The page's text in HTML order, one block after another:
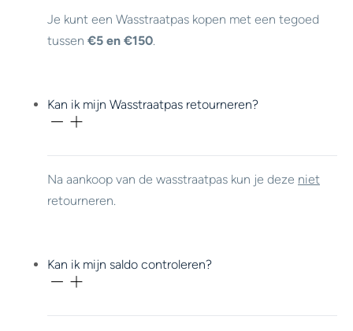
Je kunt een Wasstraatpas kopen met een tegoed
tussen €5 en €150.
Kan ik mijn Wasstraatpas retourneren?
Na aankoop van de wasstraatpas kun je deze niet
retourneren.
Kan ik mijn saldo controleren?